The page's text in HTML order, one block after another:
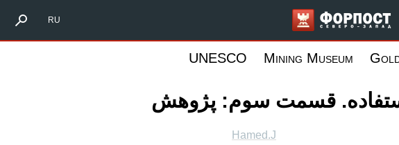
Форпост Северо-Запад
RU
Mining Museum
UNESCO
استفاده. قسمت سوم: پژوهش
Hamed.J